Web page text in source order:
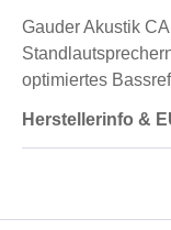
Gauder Akustik
optimiertes
Herstellerinfo &